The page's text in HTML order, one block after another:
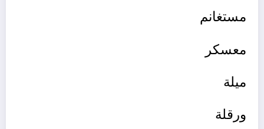
مستغانم
معسكر
ميلة
ورقلة